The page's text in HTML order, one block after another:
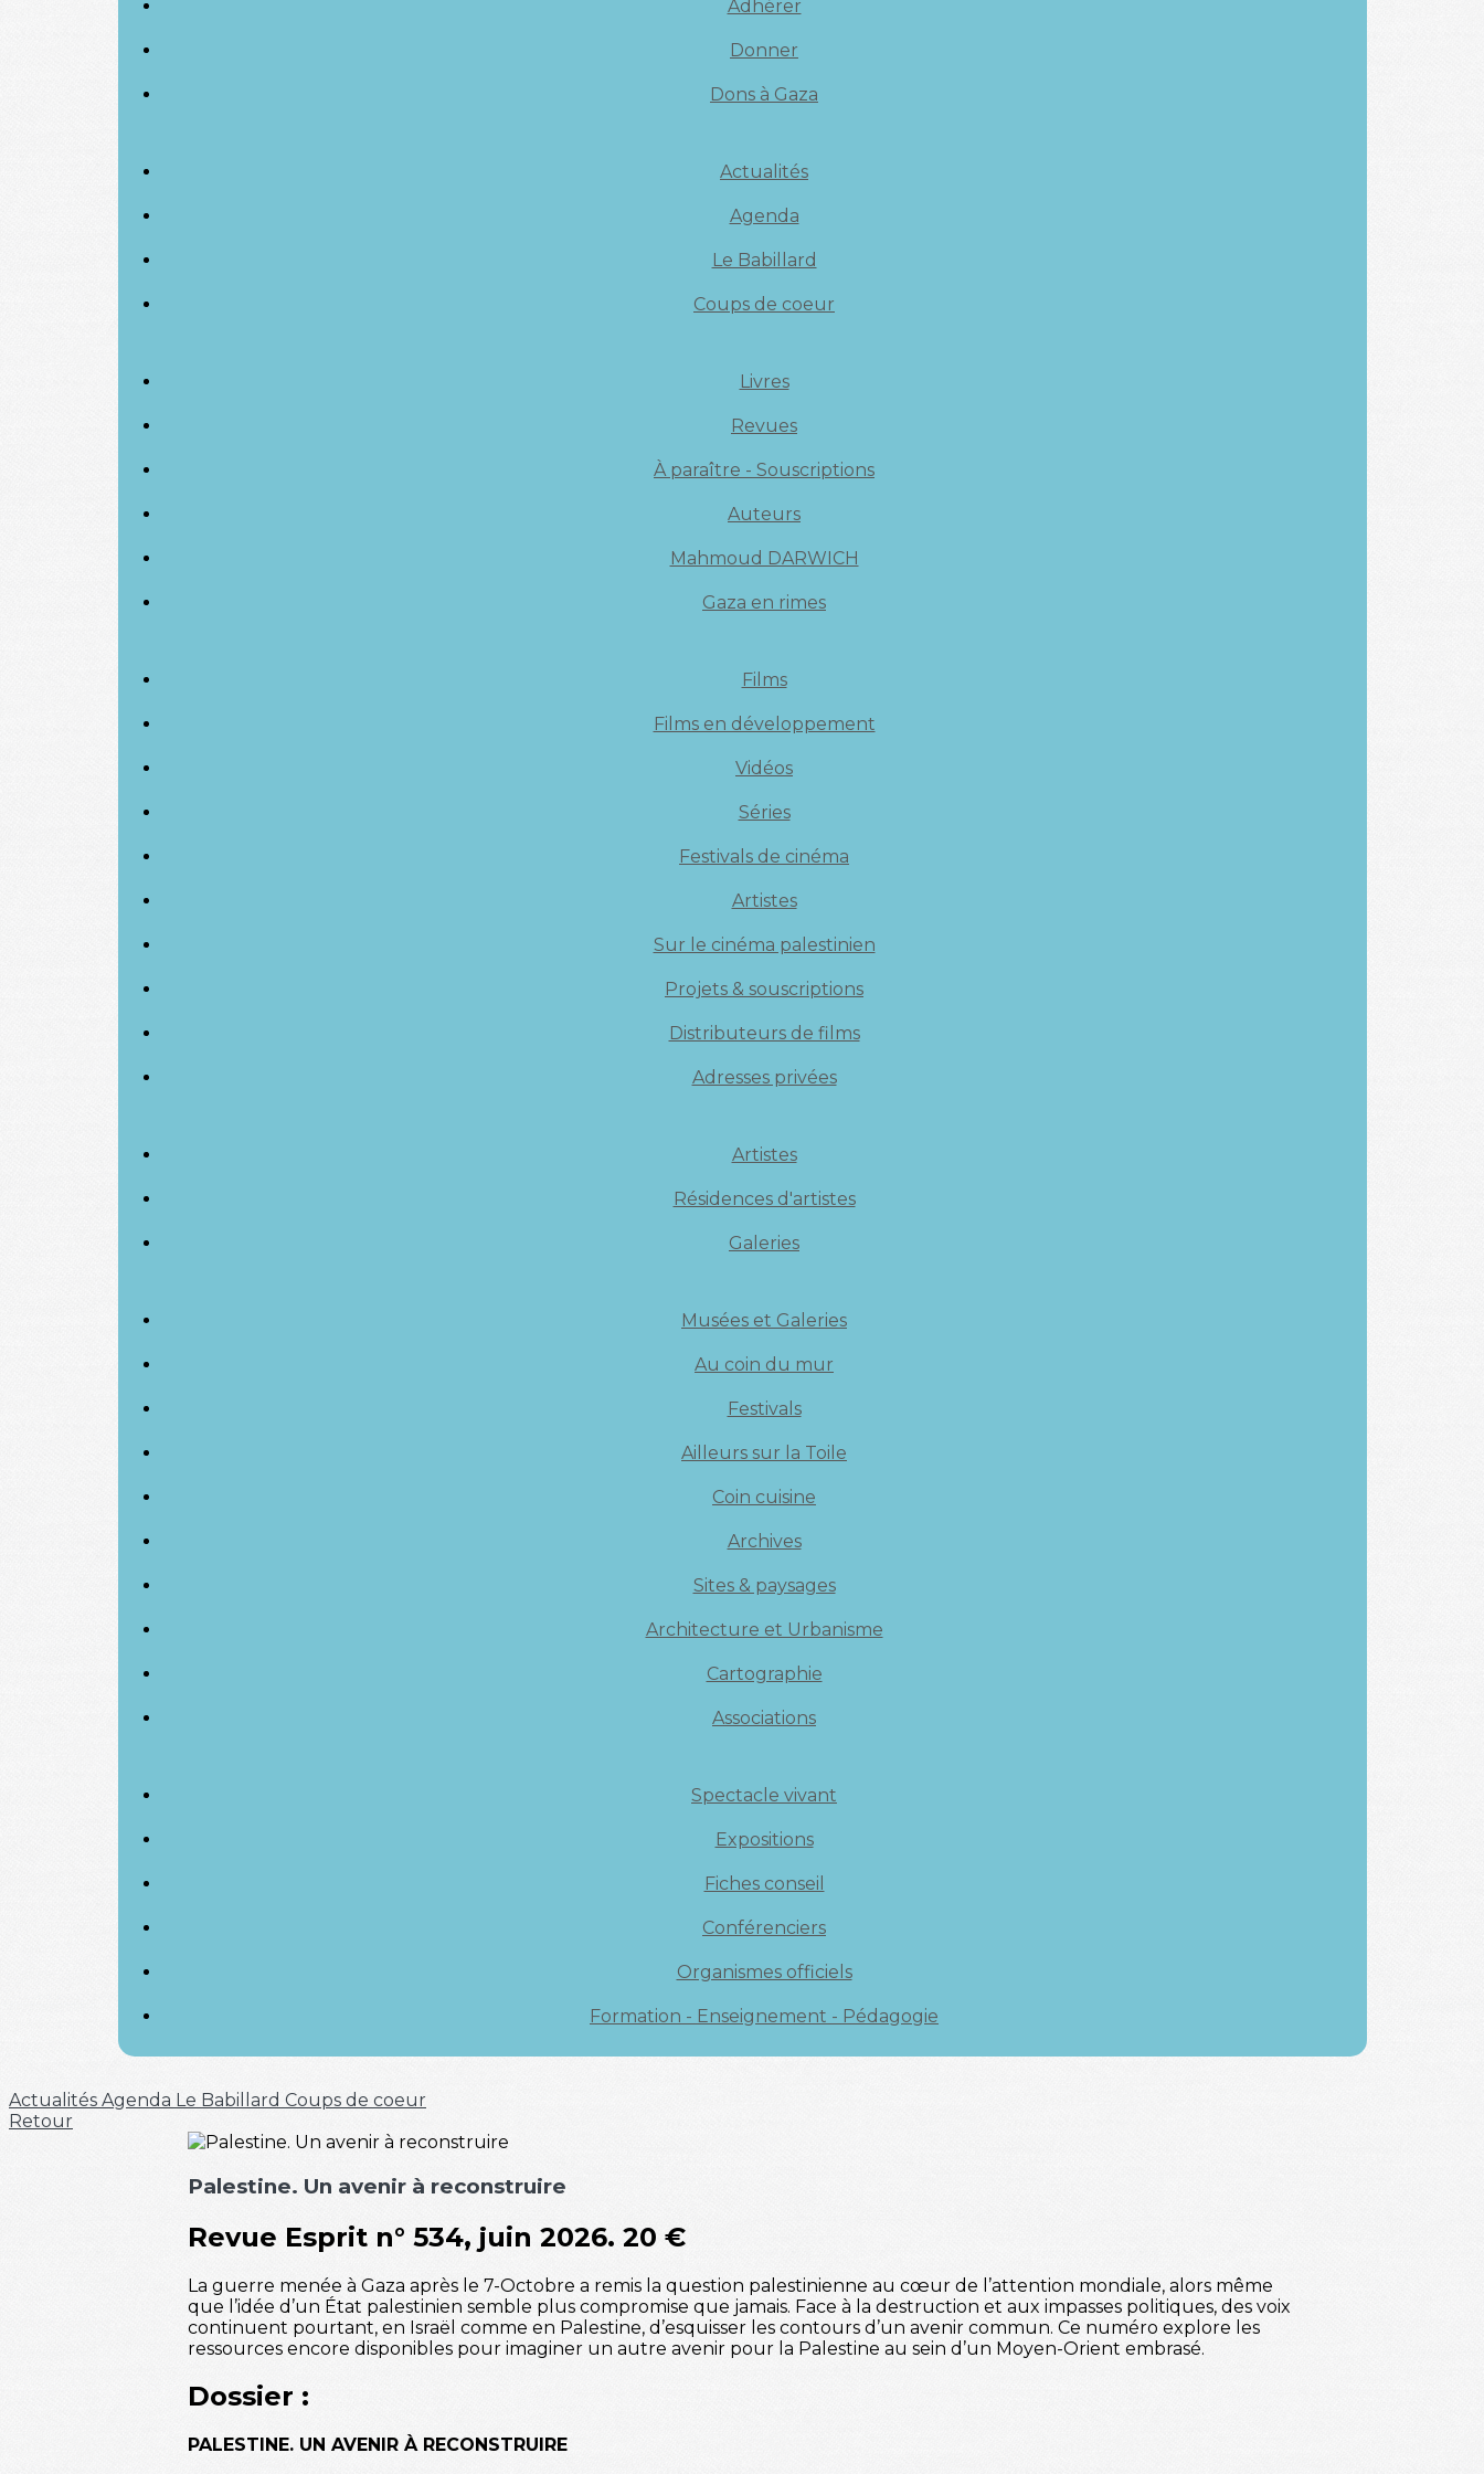
Adhérer
Donner
Dons à Gaza
Actualités
Agenda
Le Babillard
Coups de coeur
Livres
Revues
À paraître - Souscriptions
Auteurs
Mahmoud DARWICH
Gaza en rimes
Films
Films en développement
Vidéos
Séries
Festivals de cinéma
Artistes
Sur le cinéma palestinien
Projets & souscriptions
Distributeurs de films
Adresses privées
Artistes
Résidences d'artistes
Galeries
Musées et Galeries
Au coin du mur
Festivals
Ailleurs sur la Toile
Coin cuisine
Archives
Sites & paysages
Architecture et Urbanisme
Cartographie
Associations
Spectacle vivant
Expositions
Fiches conseil
Conférenciers
Organismes officiels
Formation - Enseignement - Pédagogie
Actualités Agenda Le Babillard Coups de coeur
Retour
Palestine. Un avenir à reconstruire
Revue Esprit n° 534, juin 2026. 20 €
La guerre menée à Gaza après le 7-Octobre a remis la question palestinienne au cœur de l’attention mondiale, alors même
que l’idée d’un État palestinien semble plus compromise que jamais. Face à la destruction et aux impasses politiques, des voix
continuent pourtant, en Israël comme en Palestine, d’esquisser les contours d’un avenir commun. Ce numéro explore les
ressources encore disponibles pour imaginer un autre avenir pour la Palestine au sein d’un Moyen-Orient embrasé.
Dossier :
PALESTINE. UN AVENIR À RECONSTRUIRE